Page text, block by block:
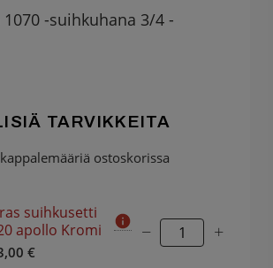
1070 -suihkuhana 3/4 -
TARVIKKEITA
ostoskorissa
suihkusetti
apollo Kromi
€
− +